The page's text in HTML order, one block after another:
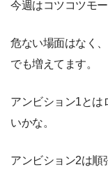
今週はコツコツモー
危ない場面はなく
でも増えてます。
アンビション1とは
いかな。
アンビション2は順